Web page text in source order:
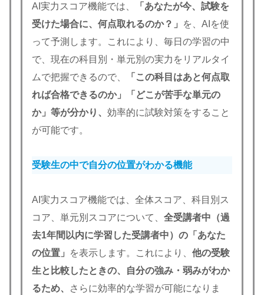
AI実力スコア機能では、
「あなたが今、試験を
受けた場合に、何点取れるのか？」
を、AIを使
って予測します。これにより、毎日の学習の中
で、現在の科目別・単元別の実力をリアルタイ
ムで把握できるので、
「この科目はあと何点取
れば合格できるのか」「どこが苦手な単元の
か」等が分かり、 効率的に試験対策をすること
が可能です。
受験生の中で自分の位置がわかる機能
AI実力スコア機能では、全体スコア、科目別ス
コア、単元別スコアについて、 全受講者中（過
去1年間以内に学習した受講者中）の「あなた
の位置」
を表示します。これにより、 他の受験
生と比較したときの、自分の強み・弱みがわか
るため、
さらに効率的な学習が可能になりま